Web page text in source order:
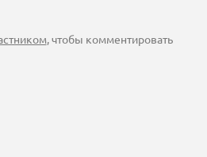
, чтобы комментировать